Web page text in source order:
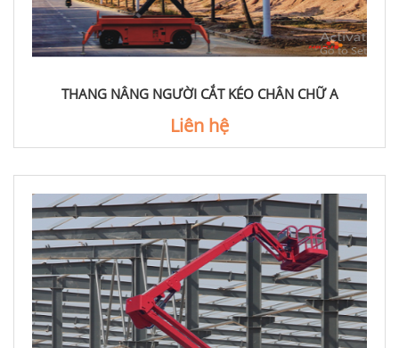
THANG NÂNG NGƯỜI CẮT KÉO CHÂN CHỮ A
Liên hệ